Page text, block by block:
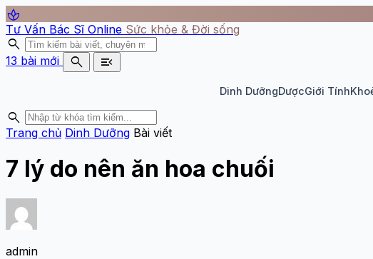
spa
Tư Vấn Bác Sĩ Online Sức khỏe & Đời sống
search
13 bài mới search menu_open
Dinh DưỡngDượcGiới Tính
search
Trang chủ Dinh Dưỡng Bài viết
7 lý do nên ăn hoa chuối
admin